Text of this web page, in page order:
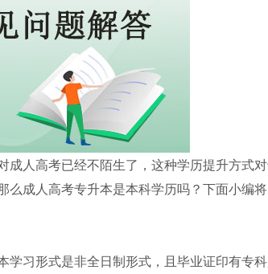
人高考已经不陌生了，这种学历提升方式
成人高考专升本是本科学历吗？下面小编
学习形式是非全日制形式，且毕业证印有专